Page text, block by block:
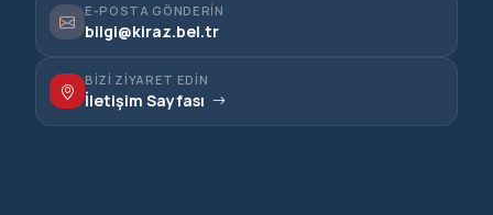
E-POSTA GÖNDERIN
bilgi@kiraz.bel.tr
BIZI ZIYARET EDIN
İletişim Sayfası